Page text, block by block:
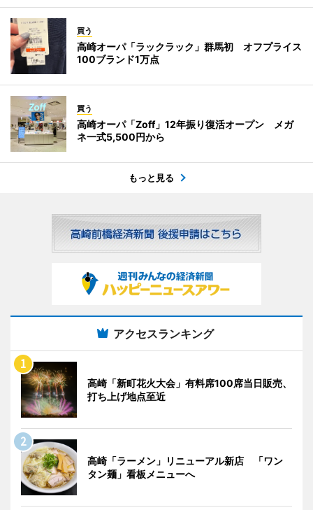
買う
高崎オーパ「ラックラック」群馬初 オフプライス
100ブランド1万点
買う
高崎オーパ「Zoff」12年振り復活オープン メガ
ネ一式5,500円から
もっと見る
アクセスランキング
高崎「新町花火大会」有料席100席当日販売、
打ち上げ地点至近
高崎「ラーメン」リニューアル新店 「ワン
タン麺」看板メニューへ